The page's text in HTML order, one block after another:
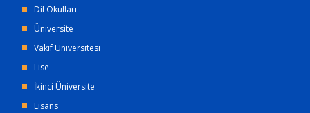
Dil Okulları
Üniversite
Vakıf Üniversitesi
Lise
İkinci Üniversite
Lisans